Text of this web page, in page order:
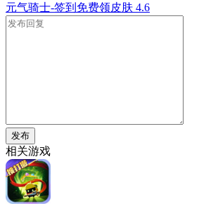
元气骑士-签到免费领皮肤 4.6
发布
相关游戏